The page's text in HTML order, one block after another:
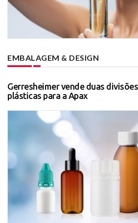
EMBALAGEM & DESIGN
Gerresheimer vende duas
plásticas para a Apax